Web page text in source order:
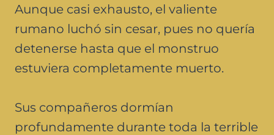
Aunque casi exhausto, el valiente
rumano luchó sin cesar, pues no quería
detenerse hasta que el monstruo
estuviera completamente muerto.
Sus compañeros dormían
profundamente durante toda la terrible